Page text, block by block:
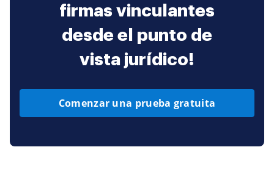
firmas vinculantes
desde el punto de
vista jurídico!
Comenzar una prueba gratuita